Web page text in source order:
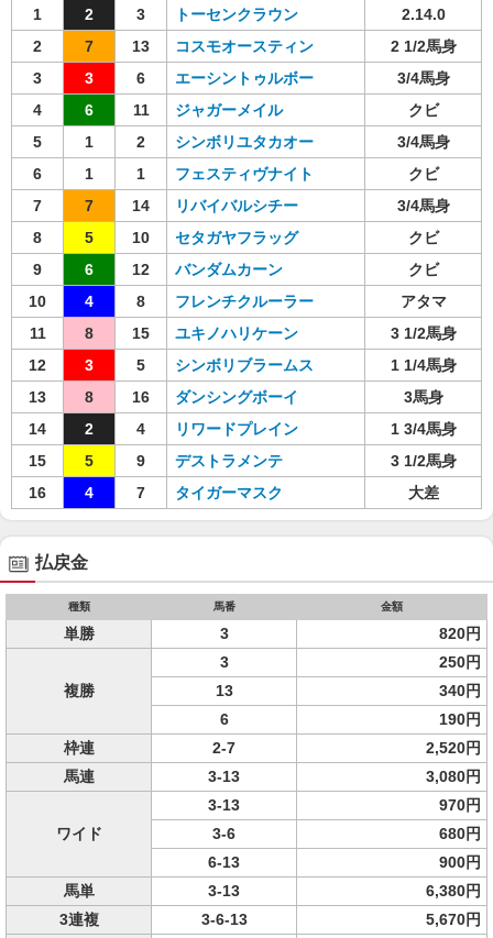
1 2 3 トーセンクラウン
2.14.0
2
7 13 コスモオースティン
2 1/2馬身
3
3 6 エーシントゥルボー
3/4馬身
4
6 11 ジャガーメイル
クビ
5
1 2 シンボリユタカオー
3/4馬身
6
1 1 フェスティヴナイト
クビ
7
7 14 リバイバルシチー
3/4馬身
8
5 10 セタガヤフラッグ
クビ
9
6 12 バンダムカーン
クビ
10
4 8 フレンチクルーラー
アタマ
11
8 15 ユキノハリケーン
3 1/2馬身
12
3 5 シンボリブラームス
1 1/4馬身
13
8 16 ダンシングボーイ
3馬身
14
2 4 リワードプレイン
1 3/4馬身
15
5 9 デストラメンテ
3 1/2馬身
16
4 7 タイガーマスク 大差
払戻金
種類 馬番 金額
単勝 3 820円
複勝
3
250円
13
340円
6
190円
枠連
2-7
2,520円
馬連
3-13 3,080円
ワイド
3-13
970円
3-6
680円
6-13
900円
馬単
3-13
6,380円
3連複
3-6-13
5,670円